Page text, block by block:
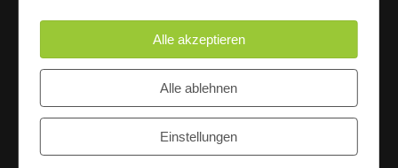
60 Jahre WG UNITAS eG [Scholz & Heinz]
9. Oktober 2017
Alle akzeptieren
Alle ablehnen
Einstellungen